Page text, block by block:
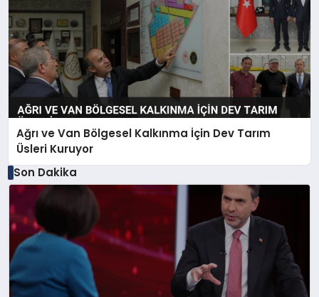
Ağrı ve Van Bölgesel Kalkınma İçin Dev Tarım
Üsleri Kuruyor
Son Dakika